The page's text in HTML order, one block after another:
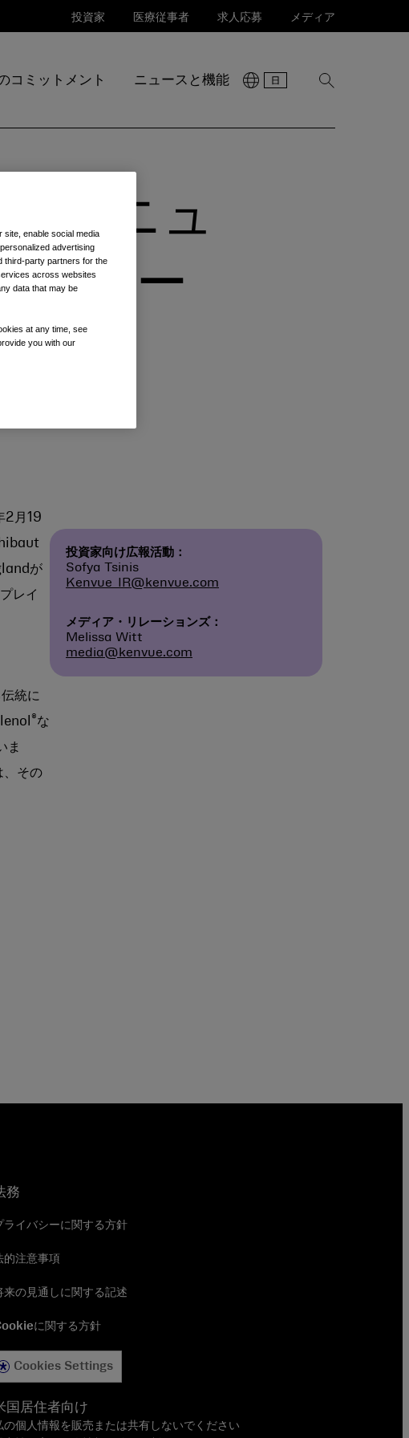
投資家 医療従事者 求人応募 メディア
コミットメント ニュースと機能
検
表
にニュ
グルー
2月19
が
レイ
統に
® な
ま
その
投資家向け広報活動：
Sofya Tsinis
Kenvue_IR@kenvue.com
メディア・リレーションズ：
Melissa Witt
media@kenvue.com
務
ライバシーに関する方針
的注意事項
来の見通しに関する記述
に関する方針
Cookies Settings
国居住者向け
の個人情報を販売または共有しないでください
site, enable social media
advertising
third-party partners for the
across websites
data that may be
at any time, see
you with our